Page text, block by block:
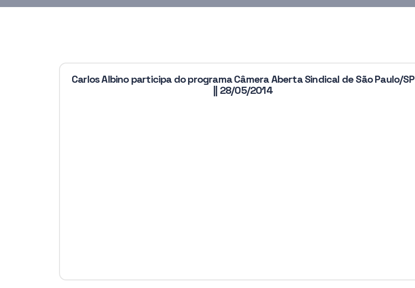
Carlos Albino participa do programa Câmera Aberta Sindical de São Paulo/SP
|| 28/05/2014